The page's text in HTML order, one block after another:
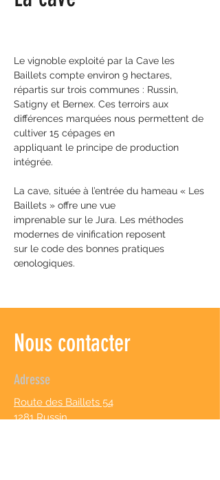
Le vignoble exploité par la Cave les
Baillets compte environ 9 hectares,
répartis sur trois communes : Russin,
Satigny et Bernex. Ces terroirs aux
différences marquées nous permettent de
cultiver 15 cépages en
appliquant le principe de production
intégrée.
La cave, située à l’entrée du hameau « Les
Baillets » offre une vue
imprenable sur le Jura. Les méthodes
modernes de vinification reposent
sur le code des bonnes pratiques
œnologiques.
Nous contacter
Adresse
Route des Baillets 54
1281 Russin